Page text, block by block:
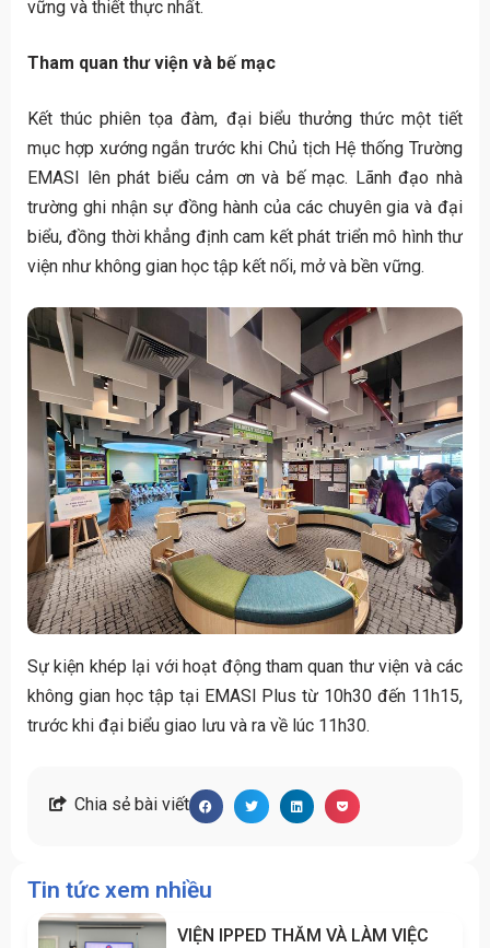
vững và thiết thực nhất.
Tham quan thư viện và bế mạc
Kết thúc phiên tọa đàm, đại biểu thưởng thức một tiết
mục hợp xướng ngắn trước khi Chủ tịch Hệ thống Trường
EMASI lên phát biểu cảm ơn và bế mạc. Lãnh đạo nhà
trường ghi nhận sự đồng hành của các chuyên gia và đại
biểu, đồng thời khẳng định cam kết phát triển mô hình thư
viện như không gian học tập kết nối, mở và bền vững.
Sự kiện khép lại với hoạt động tham quan thư viện và các
không gian học tập tại EMASI Plus từ 10h30 đến 11h15,
trước khi đại biểu giao lưu và ra về lúc 11h30.
Chia sẻ bài viết
Tin tức xem nhiều
VIỆN IPPED THĂM VÀ LÀM VIỆC